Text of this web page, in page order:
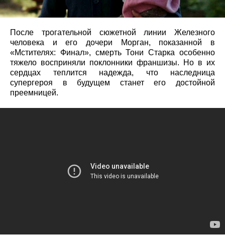
После трогательной сюжетной линии Железного
человека и его дочери Морган, показанной в
«Мстителях: Финал», смерть Тони Старка особенно
тяжело восприняли поклонники франшизы. Но в их
сердцах теплится надежда, что наследница
супергероя в будущем станет его достойной
преемницей.